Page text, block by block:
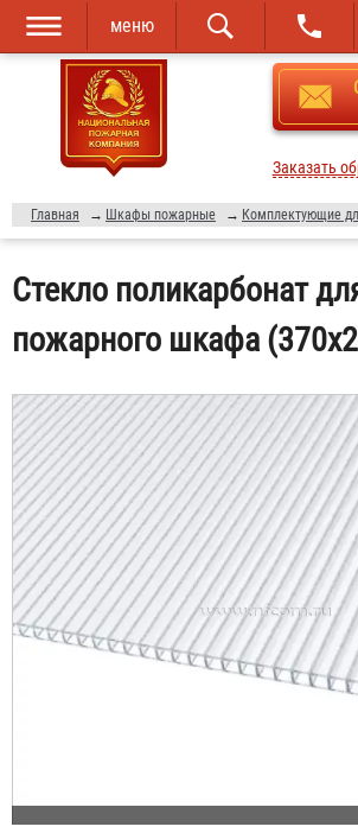
Перейти к
основному
содержанию
Skip to
navigation
меню
Заказать
Главная → Шкафы пожарные → Комплектующие
Стекло поликарбонат
пожарного шкафа